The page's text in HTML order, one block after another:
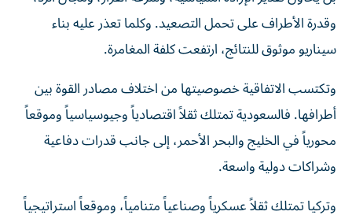
وقدرة الأطراف على تحمل التصعيد. وكلما تعذر عليه بناء
سيناريو موثوق للنتائج، ارتفعت كلفة المغامرة.
وتكتسب الاتفاقية خصوصيتها من اختلاف مصادر القوة بين
أطرافها. فالسعودية تمتلك ثقلاً اقتصادياً وجيوسياسياً وموقعاً
محورياً في الخليج والبحر الأحمر، إلى جانب قدرات دفاعية
وشراكات دولية واسعة.
وتركيا تمتلك ثقلاً عسكرياً وصناعياً متنامياً، وموقعاً استراتيجياً